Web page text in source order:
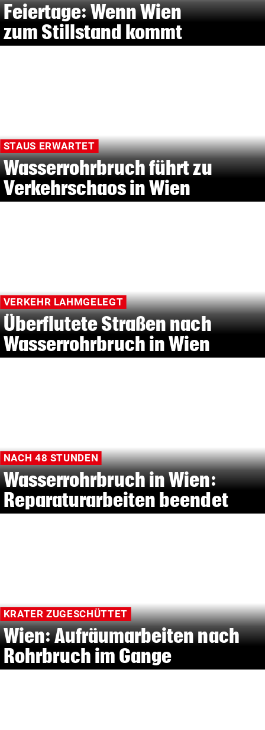
Feiertage: Wenn Wien
zum Stillstand kommt
STAUS ERWARTET
Wasserrohrbruch führt zu
Verkehrschaos in Wien
VERKEHR LAHMGELEGT
Überflutete Straßen nach
Wasserrohrbruch in Wien
NACH 48 STUNDEN
Wasserrohrbruch in Wien:
Reparaturarbeiten beendet
KRATER ZUGESCHÜTTET
Wien: Aufräumarbeiten nach
Rohrbruch im Gange